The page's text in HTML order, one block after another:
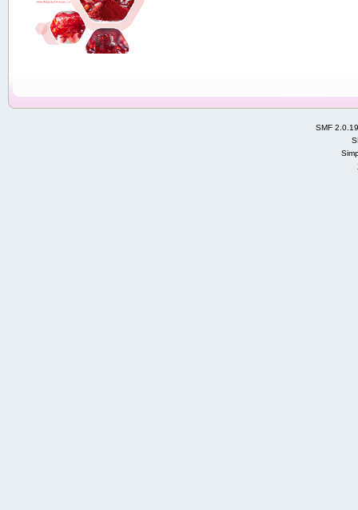
SMF 2.0.19